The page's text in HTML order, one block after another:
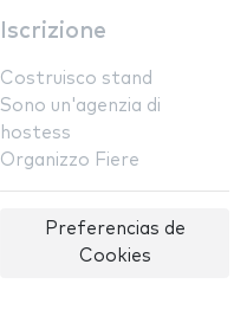
Iscrizione
Costruisco stand
Sono un'agenzia di
hostess
Organizzo Fiere
Preferencias de
Cookies